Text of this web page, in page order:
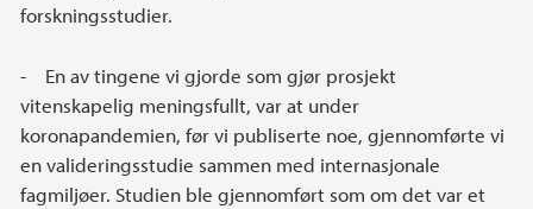
forskningsstudier.
- En av tingene vi gjorde som gjør prosjekt
vitenskapelig meningsfullt, var at under
koronapandemien, før vi publiserte noe, gjennomførte vi
en valideringsstudie sammen med internasjonale
fagmiljøer. Studien ble gjennomført som om det var et